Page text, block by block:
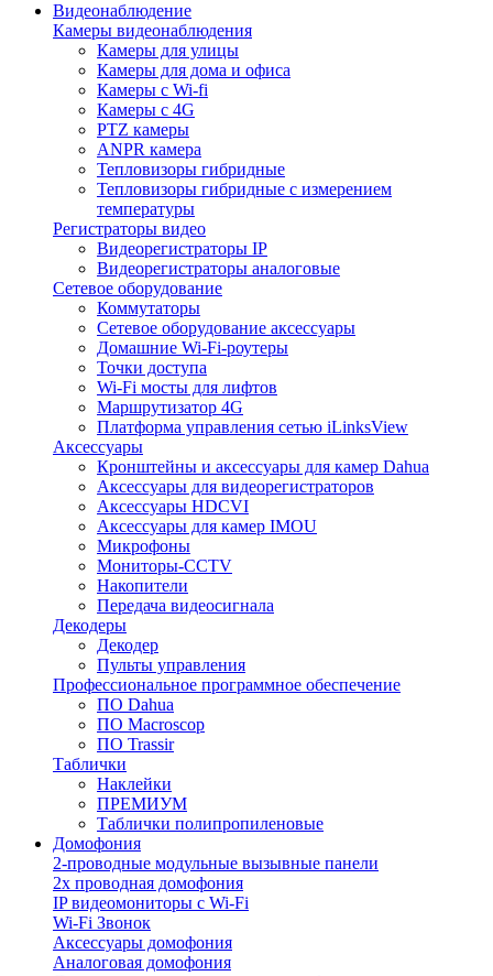
Видеонаблюдение
Камеры видеонаблюдения
Камеры для улицы
Камеры для дома и офиса
Камеры с Wi-fi
Камеры с 4G
PTZ камеры
ANPR камера
Тепловизоры гибридные
Тепловизоры гибридные c измерением
температуры
Регистраторы видео
Видеорегистраторы IP
Видеорегистраторы аналоговые
Сетевое оборудование
Коммутаторы
Сетевое оборудование аксессуары
Домашние Wi-Fi-роутеры
Точки доступа
Wi-Fi мосты для лифтов
Маршрутизатор 4G
Платформа управления сетью iLinksView
Аксессуары
Кронштейны и аксессуары для камер Dahua
Аксессуары для видеорегистраторов
Аксессуары HDCVI
Аксессуары для камер IMOU
Микрофоны
Мониторы-CCTV
Накопители
Передача видеосигнала
Декодеры
Декодер
Пульты управления
Профессиональное программное обеспечение
ПО Dahua
ПО Macroscop
ПО Trassir
Таблички
Наклейки
ПРЕМИУМ
Таблички полипропиленовые
Домофония
2-проводные модульные вызывные панели
2х проводная домофония
IP видеомониторы с Wi-Fi
Wi-Fi Звонок
Аксессуары домофония
Аналоговая домофония